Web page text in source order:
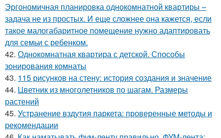
Эргономичная планировка однокомнатной квартиры –
задача не из простых. И еще сложнее она кажется, если
такое малогабаритное помещение нужно адаптировать
для семьи с ребенком.
42. Однокомнатная квартира с детской. Способы
зонирования комнаты
43. 115 рисунков на стену: история создания и значение
44. Цветник из многолетников по шагам. Размеры
растений
45. Устранение вздутия паркета: проверенные методы и
рекомендации